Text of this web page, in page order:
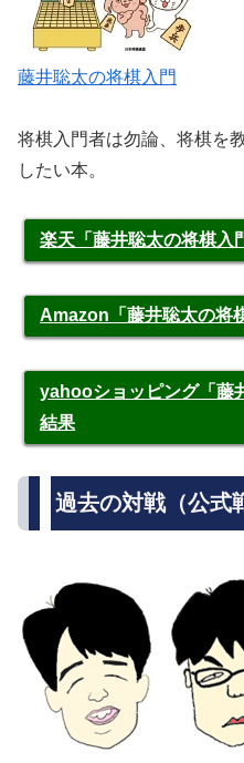
藤井聡太の将棋入門
将棋入門者は勿論、将棋を
したい本。
楽天「藤井聡太の将棋入
Amazon「藤井聡太の将
yahooショッピング「藤
結果
過去の対戦（公式